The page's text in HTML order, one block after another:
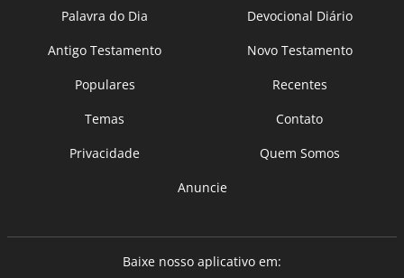
Palavra do Dia
Devocional Diário
Antigo Testamento
Novo Testamento
Populares
Recentes
Temas
Contato
Privacidade
Quem Somos
Anuncie
Baixe nosso aplicativo em: